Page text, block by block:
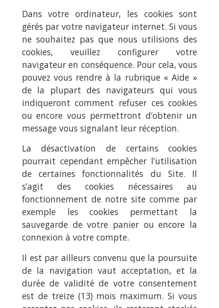
Dans votre ordinateur, les cookies sont
gérés par votre navigateur internet. Si vous
ne souhaitez pas que nous utilisions des
cookies, veuillez configurer votre
navigateur en conséquence. Pour cela, vous
pouvez vous rendre à la rubrique « Aide »
de la plupart des navigateurs qui vous
indiqueront comment refuser ces cookies
ou encore vous permettront d’obtenir un
message vous signalant leur réception.
La désactivation de certains cookies
pourrait cependant empêcher l’utilisation
de certaines fonctionnalités du Site. Il
s’agit des cookies nécessaires au
fonctionnement de notre site comme par
exemple les cookies permettant la
sauvegarde de votre panier ou encore la
connexion à votre compte.
Il est par ailleurs convenu que la poursuite
de la navigation vaut acceptation, et la
durée de validité de votre consentement
est de treize (13) mois maximum. Si vous